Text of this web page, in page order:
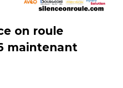
on roule
maintenant